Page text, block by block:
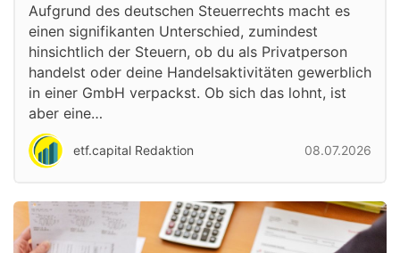
Aufgrund des deutschen Steuerrechts macht es
einen signifikanten Unterschied, zumindest
hinsichtlich der Steuern, ob du als Privatperson
handelst oder deine Handelsaktivitäten gewerblich
in einer GmbH verpackst. Ob sich das lohnt, ist
aber eine…
etf.capital Redaktion 08.07.2026